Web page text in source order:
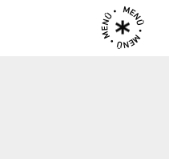
MENÜ • MENÜ • MENÜ •